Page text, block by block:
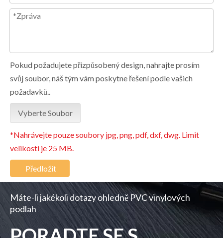
Pokud požadujete přizpůsobený design, nahrajte prosím
svůj soubor, náš tým vám poskytne řešení podle vašich
požadavků..
Vyberte Soubor
*Nahrávejte pouze soubory jpg, png, pdf, dxf, dwg. Limit
velikosti je 25 MB.
Předložit
Máte-li jakékoli dotazy ohledně PVC vinylových
podlah